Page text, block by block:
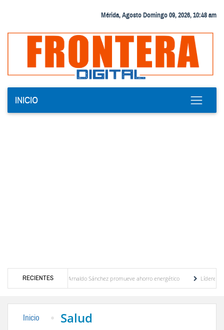
Mérida, Agosto Domingo 09, 2026, 10:48 am
INICIO
RECIENTES
Gobernador Arnaldo Sánchez promueve ahorro energético
Líderes políticos
Inicio Salud